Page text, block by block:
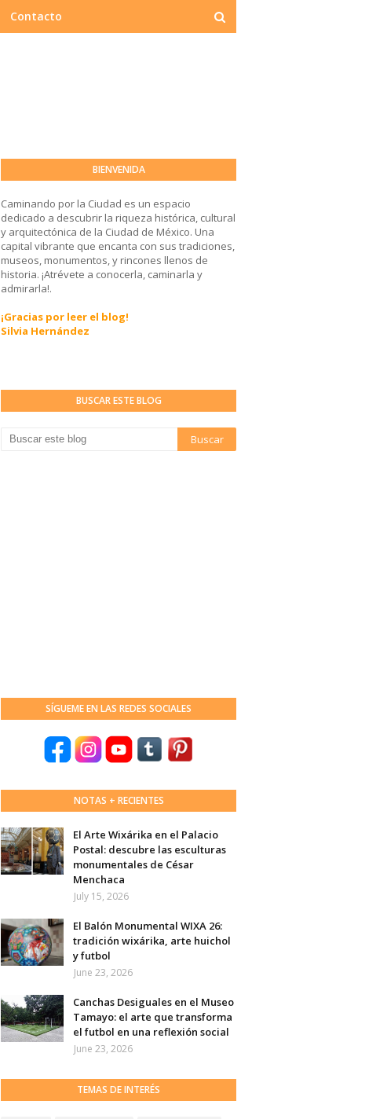
Contacto
BIENVENIDA
Caminando por la Ciudad es un espacio
dedicado a descubrir la riqueza histórica, cultural
y arquitectónica de la Ciudad de México. Una
capital vibrante que encanta con sus tradiciones,
museos, monumentos, y rincones llenos de
historia. ¡Atrévete a conocerla, caminarla y
admirarla!.
¡Gracias por leer el blog!
Silvia Hernández
BUSCAR ESTE BLOG
SÍGUEME EN LAS REDES SOCIALES
NOTAS + RECIENTES
El Arte Wixárika en el Palacio
Postal: descubre las esculturas
monumentales de César
Menchaca
July 15, 2026
El Balón Monumental WIXA 26:
tradición wixárika, arte huichol
y futbol
June 23, 2026
Canchas Desiguales en el Museo
Tamayo: el arte que transforma
el futbol en una reflexión social
June 23, 2026
TEMAS DE INTERÉS